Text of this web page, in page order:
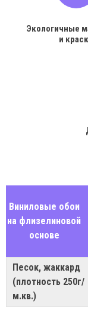
Экологичные
и
Виниловые обои
на флизелиновой
основе
Песок, жаккард
(плотность 250г/
м.кв.)